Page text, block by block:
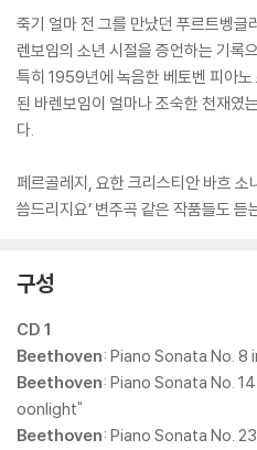
죽기 얼마 전 그를 만났던 푸르트벵글
렌보임의 소년 시절을 증언하는 기록
특히 1959년에 녹음한 베토벤 피아
된 바렌보임이 얼마나 조숙한 천재였
다.
페르골레지, 요한 크리스티안 바흐 소
씀드리지요’ 변주곡 같은 작품들도 듣
구성
CD 1
Beethoven: Piano Sonata No. 8
Beethoven: Piano Sonata No.
oonlight"
Beethoven: Piano Sonata No.